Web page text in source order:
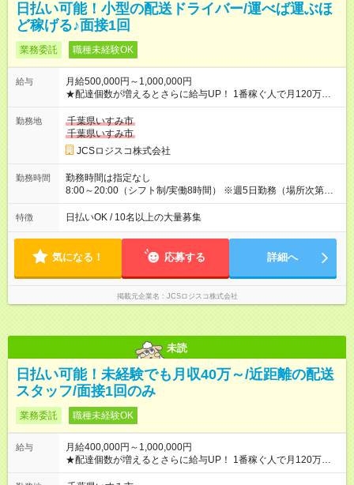
日払い可能！小型の配送ドライバー/運べば運ぶほ
ど稼げる♪面接1回
業務委託 職種未経験OK
給与
月給500,000円～1,000,000円
★配達個数が増えるとさらに給与UP！ 1番稼ぐ人で月120万ほ
ど！ ・主要都市エリア 月収55万円／週5日稼働 月収65万~112
万円／週6日稼働 ・地方郊外エリア 月収40万円／週5日稼働 月
収40万円~50万円／週6日稼働 ＜モデルイメージ＞ ■月収50万
円 (27歳男性/江東区在住)※元建築関係 1日150個配達×25日勤務
(日休み) ■月収80万円(43歳男性/墨田区在住)※元営業 1日200個
勤務地
千葉県いすみ市
千葉県いすみ市
JCSロジスコ株式会社
勤務時間
勤務時間は指定なし
8:00～20:00（シフト制/実働8時間） ※週5日勤務（場所次第で
は週4も有り） ※配達状況によって時間外での勤務可能性有り ※
案件により多少の前後あり ※配達が完了次第、帰社OKです
特徴 日払いOK / 10名以上の大量募集
気になる！ 応募する 詳細へ
掲載元企業名 JCSロジスコ株式会社
未読
日払い可能！未経験でも月収40万～/近距離の配送
スタッフ/面接1回のみ
業務委託 職種未経験OK
給与
月給400,000円～1,000,000円
★配達個数が増えるとさらに給与UP！ 1番稼ぐ人で月120万ほ
ど！ ・主要都市エリア 月収55万円／週5日稼働 月収65万~112